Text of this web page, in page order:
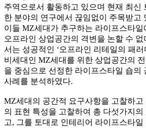
주역으로서 활동하고 있으며 현재 최신
한 분야의 연구에서 끊임없이 주목받고
이들 MZ세대가 추구하는 라이프스타일
오프라인 상업공간의 격변을 논할 수 없
서는 성공적인 ‘오프라인 리테일의 패러
비세대인 MZ세대를 위한 상업공간의
을 중심으로 선정한 라이프스타일 숍의
사례를 분석하였다.
MZ세대의 공간적 요구사항을 고찰하고
의 표현 특성을 고찰하여 총 다섯가지
고, 그를 토대로 인테리어 라이프스타일